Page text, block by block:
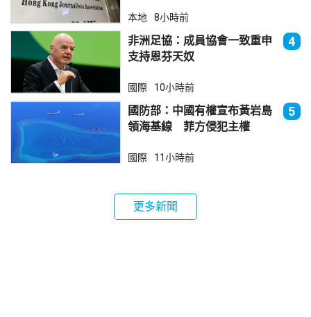
本地 8小時前
非洲足協：成員協會一致重申
支持恩芬天奴
4
國際 10小時前
國防部：中國有權宣布黃岩島
領海基線 菲方侵犯主權
5
國際 11小時前
更多新聞